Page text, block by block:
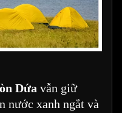
Dứa vẫn giữ
nước xanh ngắt và